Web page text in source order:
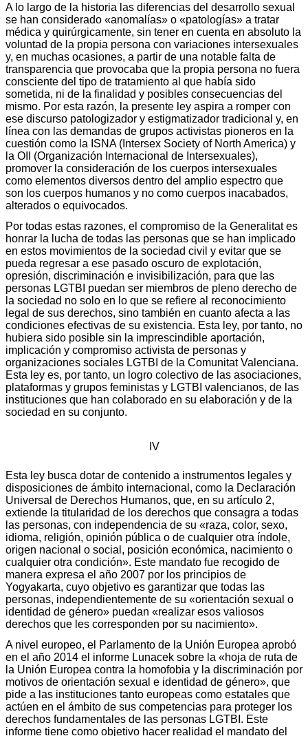
A lo largo de la historia las diferencias del desarrollo sexual
se han considerado «anomalías» o «patologías» a tratar
médica y quirúrgicamente, sin tener en cuenta en absoluto la
voluntad de la propia persona con variaciones intersexuales
y, en muchas ocasiones, a partir de una notable falta de
transparencia que provocaba que la propia persona no fuera
consciente del tipo de tratamiento al que había sido
sometida, ni de la finalidad y posibles consecuencias del
mismo. Por esta razón, la presente ley aspira a romper con
ese discurso patologizador y estigmatizador tradicional y, en
línea con las demandas de grupos activistas pioneros en la
cuestión como la ISNA (Intersex Society of North America) y
la OII (Organización Internacional de Intersexuales),
promover la consideración de los cuerpos intersexuales
como elementos diversos dentro del amplio espectro que
son los cuerpos humanos y no como cuerpos inacabados,
alterados o equivocados.
Por todas estas razones, el compromiso de la Generalitat es
honrar la lucha de todas las personas que se han implicado
en estos movimientos de la sociedad civil y evitar que se
pueda regresar a ese pasado oscuro de explotación,
opresión, discriminación e invisibilización, para que las
personas LGTBI puedan ser miembros de pleno derecho de
la sociedad no solo en lo que se refiere al reconocimiento
legal de sus derechos, sino también en cuanto afecta a las
condiciones efectivas de su existencia. Esta ley, por tanto, no
hubiera sido posible sin la imprescindible aportación,
implicación y compromiso activista de personas y
organizaciones sociales LGTBI de la Comunitat Valenciana.
Esta ley es, por tanto, un logro colectivo de las asociaciones,
plataformas y grupos feministas y LGTBI valencianos, de las
instituciones que han colaborado en su elaboración y de la
sociedad en su conjunto.
IV
Esta ley busca dotar de contenido a instrumentos legales y
disposiciones de ámbito internacional, como la Declaración
Universal de Derechos Humanos, que, en su artículo 2,
extiende la titularidad de los derechos que consagra a todas
las personas, con independencia de su «raza, color, sexo,
idioma, religión, opinión pública o de cualquier otra índole,
origen nacional o social, posición económica, nacimiento o
cualquier otra condición». Este mandato fue recogido de
manera expresa el año 2007 por los principios de
Yogyakarta, cuyo objetivo es garantizar que todas las
personas, independientemente de su «orientación sexual o
identidad de género» puedan «realizar esos valiosos
derechos que les corresponden por su nacimiento».
A nivel europeo, el Parlamento de la Unión Europea aprobó
en el año 2014 el informe Lunacek sobre la «hoja de ruta de
la Unión Europea contra la homofobia y la discriminación por
motivos de orientación sexual e identidad de género», que
pide a las instituciones tanto europeas como estatales que
actúen en el ámbito de sus competencias para proteger los
derechos fundamentales de las personas LGTBI. Este
informe tiene como objetivo hacer realidad el mandato del